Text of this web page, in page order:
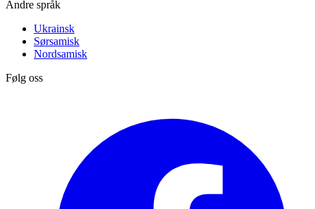
Andre språk
Ukrainsk
Sørsamisk
Nordsamisk
Følg oss